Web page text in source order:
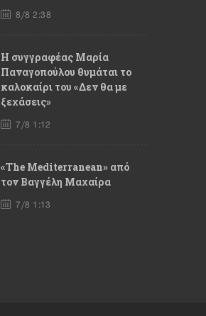
8/8 2:38
Η συγγραφέας Μαρία
Παναγοπούλου θυμάται το
καλοκαίρι του «Δεν θα με
ξεχάσεις»
7/8 1:12
«The Mediterranean» από
τον Βαγγέλη Μαχαίρα
7/8 1:13